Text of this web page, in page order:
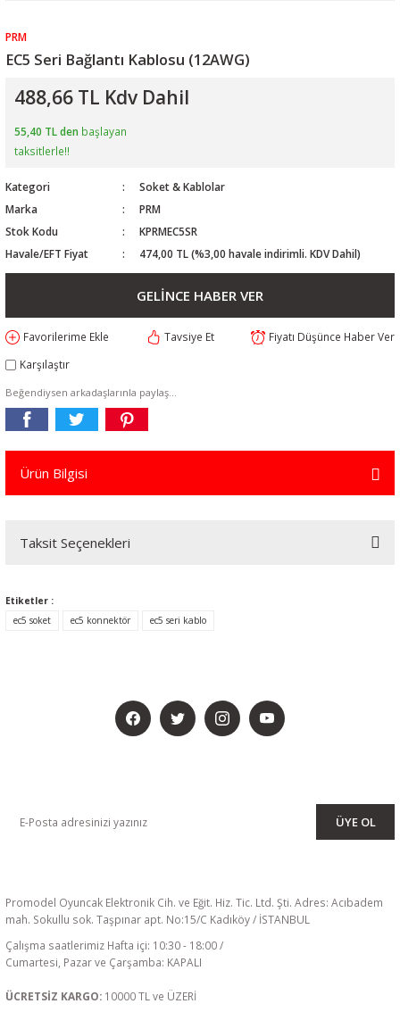
PRM
EC5 Seri Bağlantı Kablosu (12AWG)
488,66 TL Kdv Dahil
55,40 TL den başlayan
taksitlerle!!
Kategori
Soket & Kablolar
Marka
PRM
Stok Kodu
KPRMEC5SR
Havale/EFT Fiyat
474,00 TL (%3,00 havale indirimli. KDV Dahil)
GELİNCE HABER VER
Tavsiye Et
Fiyatı Düşünce Haber Ver
Karşılaştır
Beğendiysen arkadaşlarınla paylaş...
Ürün Bilgisi
Taksit Seçenekleri
Etiketler :
ec5 soket
ec5 konnektör ec5 seri kablo
ÜYE OL
Promodel Oyuncak Elektronik Cih. ve Eğit. Hiz. Tic. Ltd. Şti. Adres: Acıbadem
mah. Sokullu sok. Taşpınar apt. No:15/C Kadıköy / İSTANBUL
Çalışma saatlerimiz Hafta içi: 10:30 - 18:00 /
Cumartesi, Pazar ve Çarşamba: KAPALI
ÜCRETSİZ KARGO: 10000 TL ve ÜZERİ